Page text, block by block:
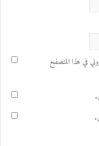
في هذا المتصفح